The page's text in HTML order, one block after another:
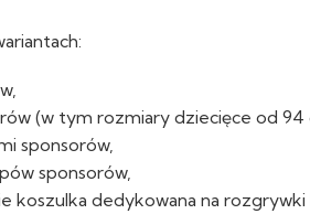
(w tym rozmiary dziecięce od 94
sponsorów,
sponsorów,
koszulka dedykowana na